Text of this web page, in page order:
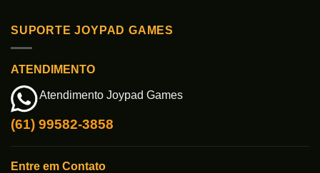
SUPORTE JOYPAD GAMES
ATENDIMENTO
Atendimento Joypad Games
(61) 99582-3858
Entre em Contato